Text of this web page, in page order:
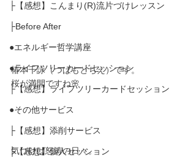
├【感想】こんまり(R)流片づけレッスン
├Before After
●エネルギー哲学講座
●ライフツリーカードセッション
├【感想】ライフツリーカードセッション
●その他サービス
├【感想】添削サービス
├【感想】個人セッション
椿本千詠（つばもとちえ）です。
桜が満開ですね🌸
気づけば怒涛の日々。